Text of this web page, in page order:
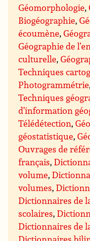
Géomorphologie,
Biogéographie,
écoumène,
Géographie de
culturelle,
Techniques
Photogrammétrie,
Techniques
d’information
Télédétection,
géostatistique,
Ouvrages de
français,
volume,
volumes,
Dictionnaires de
scolaires,
Dictionnaires de